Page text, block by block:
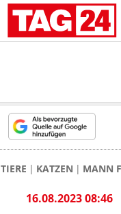
TIERE KATZEN MANN
16.08.2023 08:46